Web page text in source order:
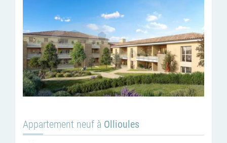
Appartement neuf à Ollioules